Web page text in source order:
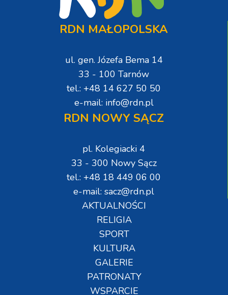
RDN MAŁOPOLSKA
ul. gen. Józefa Bema 14
33 - 100 Tarnów
tel.: +48 14 627 50 50
e-mail: info@rdn.pl
RDN NOWY SĄCZ
pl. Kolegiacki 4
33 - 300 Nowy Sącz
tel.: +48 18 449 06 00
e-mail: sacz@rdn.pl
AKTUALNOŚCI
RELIGIA
SPORT
KULTURA
GALERIE
PATRONATY
WSPARCIE